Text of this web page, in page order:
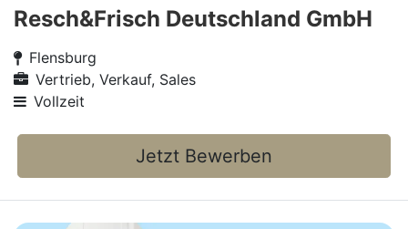
Resch&Frisch Deutschland GmbH
Flensburg
Vertrieb, Verkauf, Sales
Vollzeit
Jetzt Bewerben